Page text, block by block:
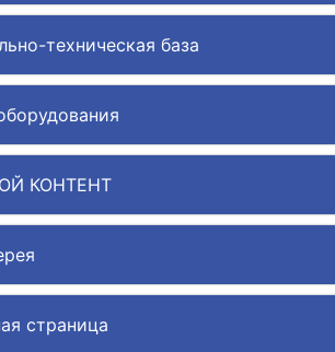
техническая база
КОНТЕНТ
страница